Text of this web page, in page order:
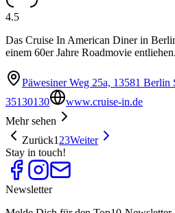
4.5
Das Cruise In American Diner in
einem 60er Jahre Roadmovie entliehen.
Päwesiner Weg 25a, 13581 Berlin
35130130
www.cruise-in.de
Mehr sehen
Zurück1 23Weiter
Stay in touch!
Newsletter